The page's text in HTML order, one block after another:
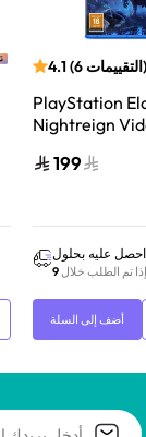
4.1(6 التقييمات)
PlayStation
Nightreign
199
احصل عليه بحلول
إذا تم الطلب خلال
أضف إلى السلة